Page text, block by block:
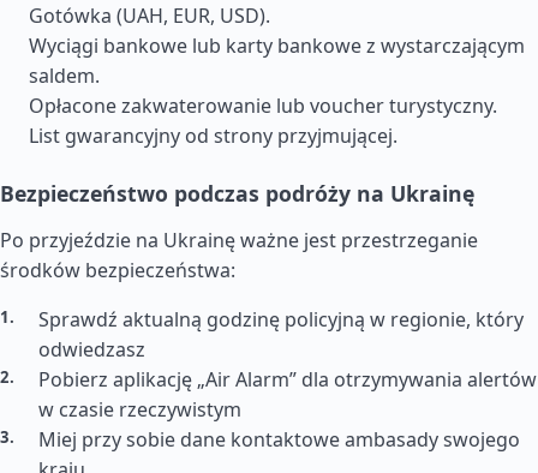
Gotówka (UAH, EUR, USD).
Wyciągi bankowe lub karty bankowe z wystarczającym
saldem.
Opłacone zakwaterowanie lub voucher turystyczny.
List gwarancyjny od strony przyjmującej.
Bezpieczeństwo podczas podróży na Ukrainę
Po przyjeździe na Ukrainę ważne jest przestrzeganie
środków bezpieczeństwa:
Sprawdź aktualną godzinę policyjną w regionie, który
odwiedzasz
Pobierz aplikację „Air Alarm” dla otrzymywania alertów
w czasie rzeczywistym
Miej przy sobie dane kontaktowe ambasady swojego